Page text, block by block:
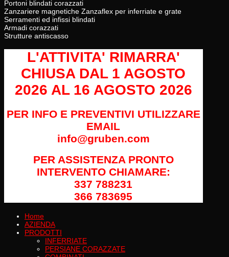
Portoni blindati corazzati
Zanzariere magnetiche Zanzaflex per inferriate e grate
Serramenti ed infissi blindati
Armadi corazzati
Strutture antiscasso
L'ATTIVITA' RIMARRA'
CHIUSA DAL 1 AGOSTO
2026 AL 16 AGOSTO 2026
PER INFO E PREVENTIVI UTILIZZARE
EMAIL
info@gruben.com
PER ASSISTENZA PRONTO
INTERVENTO CHIAMARE:
337 788231
366 783695
Home
AZIENDA
PRODOTTI
INFERRIATE
PERSIANE CORAZZATE